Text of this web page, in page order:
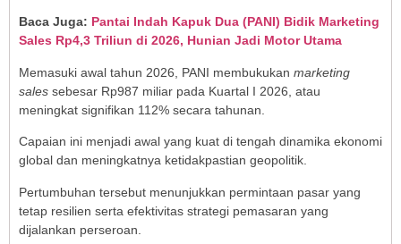
Baca Juga: Pantai Indah Kapuk Dua (PANI) Bidik Marketing
Sales Rp4,3 Triliun di 2026, Hunian Jadi Motor Utama
Memasuki awal tahun 2026, PANI membukukan marketing
sales sebesar Rp987 miliar pada Kuartal I 2026, atau
meningkat signifikan 112% secara tahunan.
Capaian ini menjadi awal yang kuat di tengah dinamika ekonomi
global dan meningkatnya ketidakpastian geopolitik.
Pertumbuhan tersebut menunjukkan permintaan pasar yang
tetap resilien serta efektivitas strategi pemasaran yang
dijalankan perseroan.